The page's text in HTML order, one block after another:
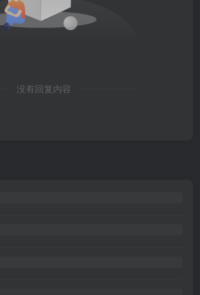
没有回复内容